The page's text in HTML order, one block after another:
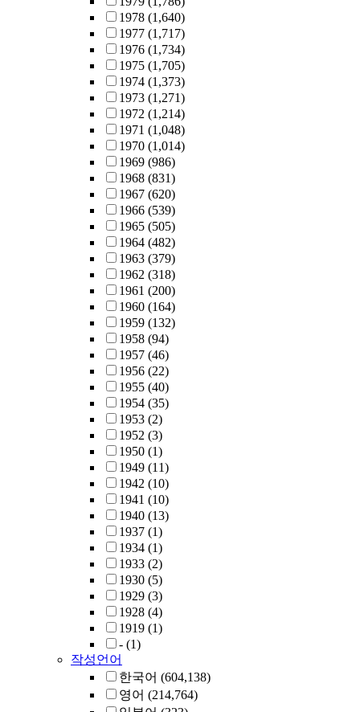
1978 (1,640)
1977 (1,717)
1976 (1,734)
1975 (1,705)
1974 (1,373)
1973 (1,271)
1972 (1,214)
1971 (1,048)
1970 (1,014)
1969 (986)
1968 (831)
1967 (620)
1966 (539)
1965 (505)
1964 (482)
1963 (379)
1962 (318)
1961 (200)
1960 (164)
1959 (132)
1958 (94)
1957 (46)
1956 (22)
1955 (40)
1954 (35)
1953 (2)
1952 (3)
1950 (1)
1949 (11)
1942 (10)
1941 (10)
1940 (13)
1937 (1)
1934 (1)
1933 (2)
1930 (5)
1929 (3)
1928 (4)
1919 (1)
- (1)
작성언어
한국어 (604,138)
영어 (214,764)